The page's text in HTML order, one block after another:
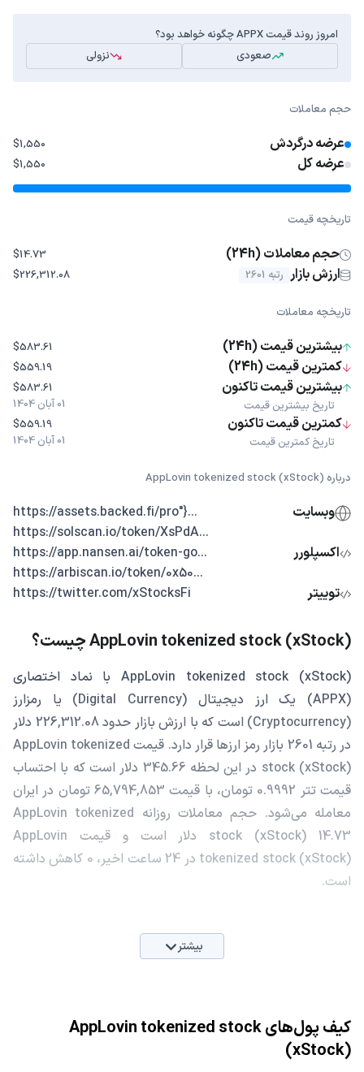
امروز روند قیمت APPX چگونه خواهد بود؟
صعودی
نزولی
حجم معاملات
عرضه درگردش $1,550
عرضه کل $1,550
تاریخچه قیمت
حجم معاملات (24h) $14.73
ارزش بازار رتبه 2601 $226,312.08
تاریخچه معاملات
بیشترین قیمت (24h) $583.61
کمترین قیمت (24h) $559.19
بیشترین قیمت تاکنون
تاریخ بیشترین قیمت
$583.61
01 آبان 1404
کمترین قیمت تاکنون
تاریخ کمترین قیمت
$559.19
01 آبان 1404
درباره AppLovin tokenized stock (xStock)
وبسایت ...{"https://assets.backed.fi/pro
اکسپلورر
...https://solscan.io/token/XsPdA
...https://app.nansen.ai/token-go
...https://arbiscan.io/token/0x50
توییتر
https://twitter.com/xStocksFi
AppLovin tokenized stock (xStock) چیست؟
AppLovin tokenized stock (xStock) با نماد اختصاری
(APPX) یک ارز دیجیتال (Digital Currency) یا رمزارز
(Cryptocurrency) است که با ارزش بازار حدود 226,312.08 دلار
در رتبه 2601 بازار رمز ارزها قرار دارد. قیمت AppLovin tokenized
stock (xStock) در این لحظه 345.66 دلار است که با احتساب
قیمت تتر 0.9992 تومان، با قیمت 65,794,853 تومان در ایران
معامله می‌شود. حجم معاملات روزانه AppLovin tokenized
stock (xStock) 14.73 دلار است و قیمت AppLovin
tokenized stock (xStock) در 24 ساعت اخیر، 0 کاهش داشته
است.
بیشتر
کیف پول‌های AppLovin tokenized stock
(xStock)